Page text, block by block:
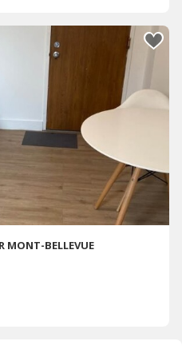
MONT-BELLEVUE